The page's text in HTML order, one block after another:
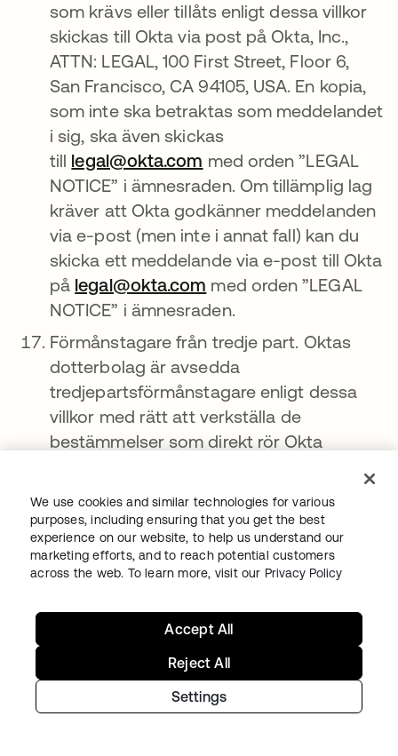
som krävs eller tillåts enligt dessa villkor
skickas till Okta via post på Okta, Inc.,
ATTN: LEGAL, 100 First Street, Floor 6,
San Francisco, CA 94105, USA. En kopia,
som inte ska betraktas som meddelandet
i sig, ska även skickas
till legal@okta.com med orden ”LEGAL
NOTICE” i ämnesraden. Om tillämplig lag
kräver att Okta godkänner meddelanden
via e-post (men inte i annat fall) kan du
skicka ett meddelande via e-post till Okta
på legal@okta.com med orden ”LEGAL
NOTICE” i ämnesraden.
Förmånstagare från tredje part. Oktas
dotterbolag är avsedda
tredjepartsförmånstagare enligt dessa
villkor med rätt att verkställa de
bestämmelser som direkt rör Okta
Tilldelning. Du får inte tilldela, delegera
eller överföra dessa villkor eller några av
dina rättigheter häri och alla försök att
Lagval, jurisdiktion, plats och avsägande
av grupptalan. I enlighet med tillämplig
lag ska dessa villkor regleras av lagarna i
We use cookies and similar technologies for various
purposes, including ensuring that you get the best
experience on our website, to help us understand our
marketing efforts, and to reach potential customers
across the web. To learn more, visit our Privacy Policy
Settings
Reject All
Accept All